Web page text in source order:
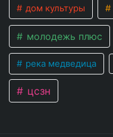
дом культуры
молодежь плюс
река медведица
цсзн